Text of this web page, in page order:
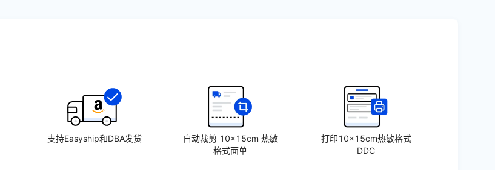
支持Easyship和DBA发货
自动裁剪 10×15cm 热敏
格式面单
打印10×15cm热敏格式
DDC